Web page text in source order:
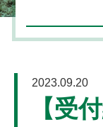
2023.09.20
【受